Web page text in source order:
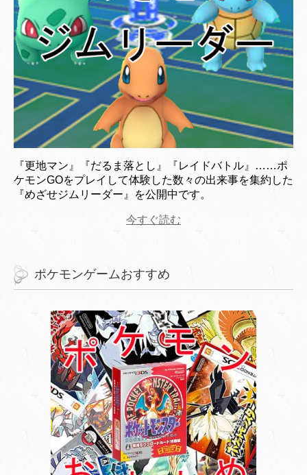
『更地マン』『だるま落とし』『レイドバトル』……ポ
ケモンGOをプレイして体験した数々の出来事を集約した
『めざせジムリーダー』を公開中です。
今すぐ読む
ポケモンゲームおすすめ